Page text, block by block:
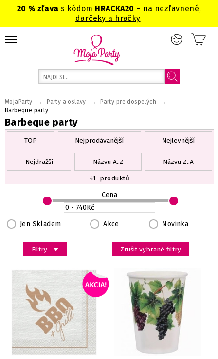
20 % zľavas kódom HRACKA20 – na nezľavnené,
darčeky a hračky
Barbeque party
MojaParty → Party a oslavy → Party pre dospelých →
Barbeque party
TOP Nejprodávanější Nejlevnější
Nejdražší Názvu A..Z
Názvu Z..A
41
produktů
Filtry
Jen Skladem Akce Novinka
Cena
Zrušit vybrané filtry